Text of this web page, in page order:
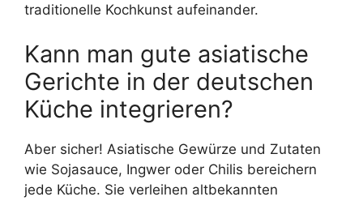
traditionelle Kochkunst aufeinander.
Kann man gute asiatische
Gerichte in der deutschen
Küche integrieren?
Aber sicher! Asiatische Gewürze und Zutaten
wie Sojasauce, Ingwer oder Chilis bereichern
jede Küche. Sie verleihen altbekannten